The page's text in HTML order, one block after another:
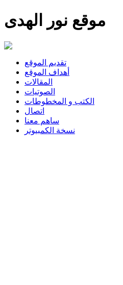
موقع نور الهدى
تقديم الموقع
أهداف الموقع
المقالات
الصوتيات
الكتب و المخطوطات
اتصال
ساهم معنا
نسخة الكمبيوتر